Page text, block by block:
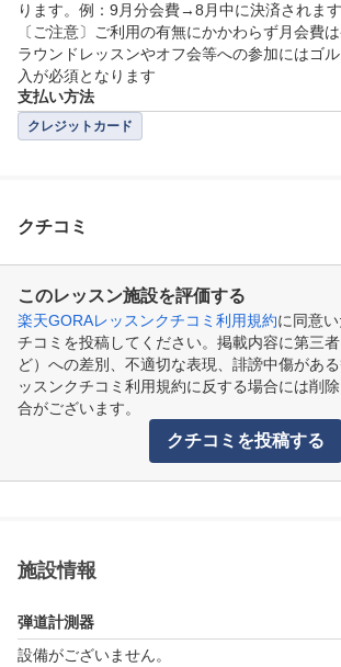
ります。例：9月分会費→8月中に決済されます
〔ご注意〕ご利用の有無にかかわらず月会費は
ラウンドレッスンやオフ会等への参加にはゴ
入が必須となります
支払い方法
クレジットカード
クチコミ
このレッスン施設を評価する
楽天GORAレッスンクチコミ利用規約に同意
チコミを投稿してください。掲載内容に第三
ど）への差別、不適切な表現、誹謗中傷があ
ッスンクチコミ利用規約に反する場合には削
合がございます。
クチコミを投稿する
施設情報
弾道計測器
設備がございません。